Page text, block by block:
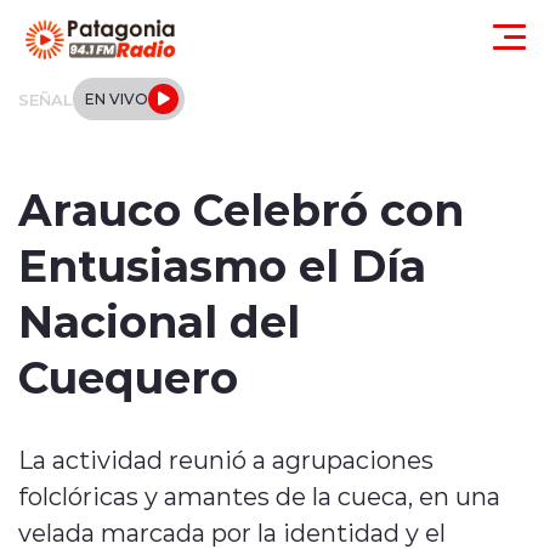
SEÑAL EN VIVO
Local
Deportes
Entrevistas
Arauco Celebró con
Entusiasmo el Día
Nacional del
Cuequero
La actividad reunió a agrupaciones
folclóricas y amantes de la cueca, en una
velada marcada por la identidad y el